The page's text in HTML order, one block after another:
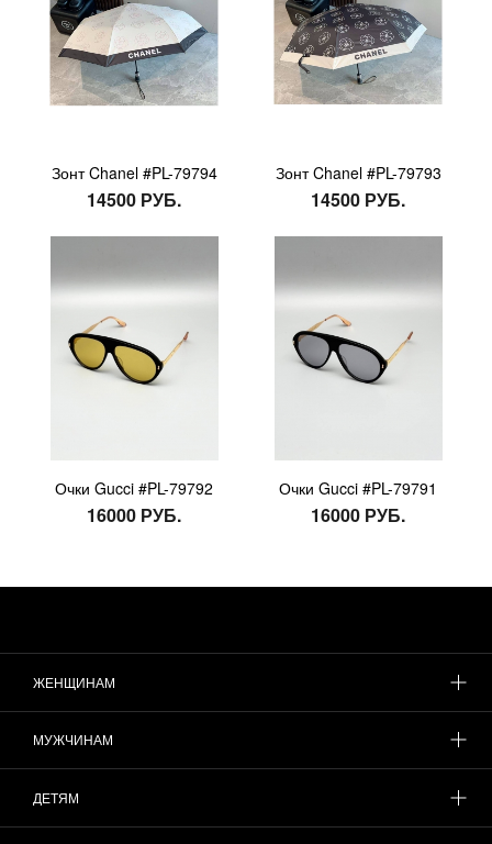
Зонт Chanel #PL-79794
14500 РУБ.
Зонт Chanel #PL-79793
14500 РУБ.
Очки Gucci #PL-79792
16000 РУБ.
Очки Gucci #PL-79791
16000 РУБ.
ЖЕНЩИНАМ
МУЖЧИНАМ
ДЕТЯМ